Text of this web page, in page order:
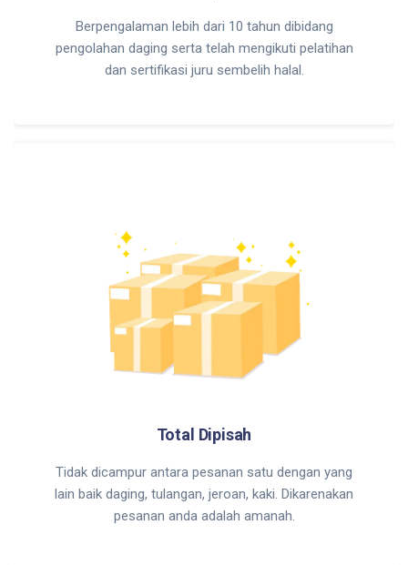
Berpengalaman lebih dari 10 tahun dibidang
pengolahan daging serta telah mengikuti pelatihan
dan sertifikasi juru sembelih halal.
Total Dipisah
Tidak dicampur antara pesanan satu dengan yang
lain baik daging, tulangan, jeroan, kaki. Dikarenakan
pesanan anda adalah amanah.